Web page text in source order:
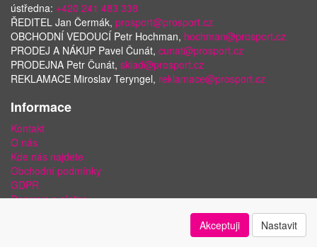
ústředna: +420 241 483 338
ŘEDITEL Jan Čermák, prosport@prosport.cz
OBCHODNÍ VEDOUCÍ Petr Hochman, hochman@prosport.cz
PRODEJ A NÁKUP Pavel Čunát, cunat@prosport.cz
PRODEJNA Petr Čunát, sklad@prosport.cz
REKLAMACE Miroslav Teryngel, reklamace@prosport.cz
Informace
Kontakt
O nás
Kde nás najdete
Obchodní podmínky
GDPR
Doprava a platba
Akceptuji Nastavit